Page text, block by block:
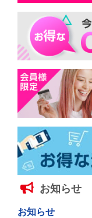
お知らせ
お知らせ